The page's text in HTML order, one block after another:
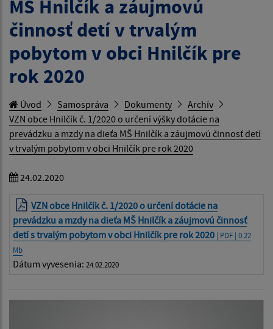
MŠ Hnilčík a záujmovú
činnosť detí v trvalým
pobytom v obci Hnilčík pre
rok 2020
Úvod Samospráva Dokumenty
Archív
VZN obce Hnilčík č. 1/2020 o určení výšky dotácie na
prevádzku a mzdy na dieťa MŠ Hnilčík a záujmovú činnosť detí
v trvalým pobytom v obci Hnilčík pre rok 2020
24.02.2020
VZN obce Hnilčík č. 1/2020 o určení dotácie na
prevádzku a mzdy na dieťa MŠ Hnilčík a záujmovú činnosť
detí s trvalým pobytom v obci Hnilčík pre rok 2020 | PDF | 0.22
Mb
Dátum vyvesenia: 24.02.2020